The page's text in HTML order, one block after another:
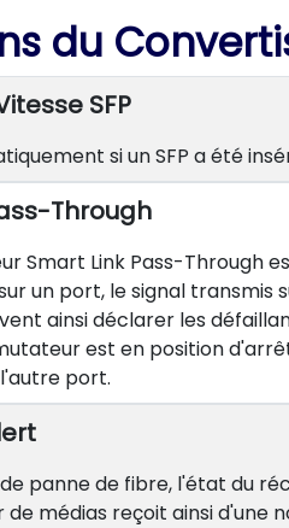
du
SFP
si un SFP a été
Through
Smart Link Pass-Through
un port, le signal
ainsi déclarer les
est en position
port.
panne de fibre, l'état du
de médias reçoit ainsi d'une